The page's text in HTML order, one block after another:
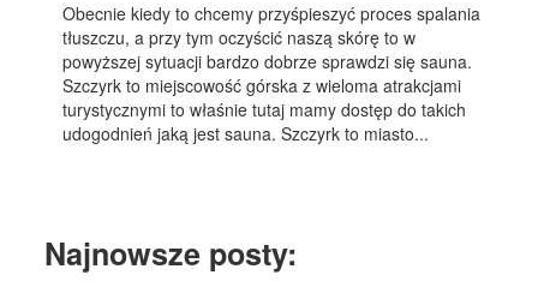
Obecnie kiedy to chcemy przyśpieszyć proces spalania
tłuszczu, a przy tym oczyścić naszą skórę to w
powyższej sytuacji bardzo dobrze sprawdzi się sauna.
Szczyrk to miejscowość górska z wieloma atrakcjami
turystycznymi to właśnie tutaj mamy dostęp do takich
udogodnień jaką jest sauna. Szczyrk to miasto...
Najnowsze posty: